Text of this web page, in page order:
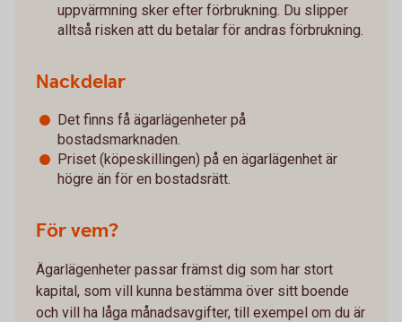
uppvärmning sker efter förbrukning. Du slipper
alltså risken att du betalar för andras förbrukning.
Nackdelar
Det finns få ägarlägenheter på
bostadsmarknaden.
Priset (köpeskillingen) på en ägarlägenhet är
högre än för en bostadsrätt.
För vem?
Ägarlägenheter passar främst dig som har stort
kapital, som vill kunna bestämma över sitt boende
och vill ha låga månadsavgifter, till exempel om du är